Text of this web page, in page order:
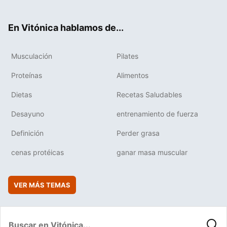
En Vitónica hablamos de...
Musculación Pilates
Proteínas Alimentos
Dietas Recetas Saludables
Desayuno entrenamiento de fuerza
Definición Perder grasa
cenas protéicas ganar masa muscular
VER MÁS TEMAS